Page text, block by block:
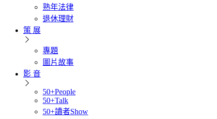
熟年法律
退休理財
策 展
專題
圖片故事
影 音
50+People
50+Talk
50+讀者Show